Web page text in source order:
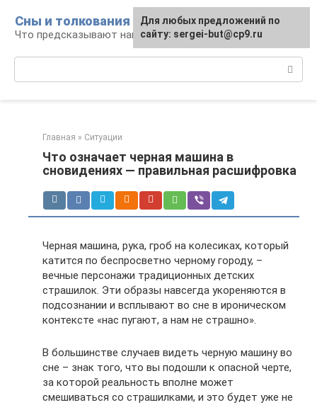
контенту
Сны и толкования
Что предсказывают нам наши сны
Главная » Ситуации
Что означает черная машина в
сновидениях — правильная расшифровка
Черная машина, рука, гроб на колесиках, который
катится по беспросветно черному городу, –
вечные персонажи традиционных детских
страшилок. Эти образы навсегда укореняются в
подсознании и всплывают во сне в ироническом
контексте «нас пугают, а нам не страшно».
В большинстве случаев видеть черную машину во
сне – знак того, что вы подошли к опасной черте,
за которой реальность вполне может
смешиваться со страшилками, и это будет уже не
Для любых предложений по
сайту: sergei-but@cp9.ru